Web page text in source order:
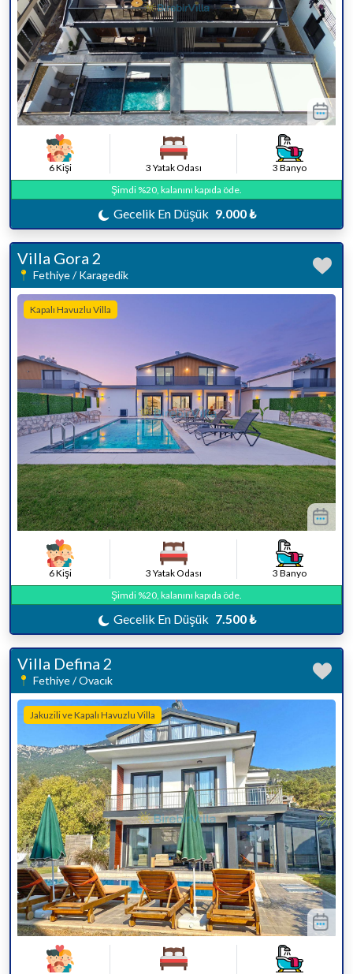
6 Kişi 3 Yatak Odası
3 Banyo
Şimdi %20, kalanını kapıda öde.
Gecelik En Düşük 9.000 ₺
Villa Gora 2
Fethiye / Karagedik
Kapalı Havuzlu Villa
6 Kişi 3 Yatak Odası
3 Banyo
Şimdi %20, kalanını kapıda öde.
Gecelik En Düşük 7.500 ₺
Villa Defina 2
Fethiye / Ovacık
Jakuzili ve Kapalı Havuzlu Villa